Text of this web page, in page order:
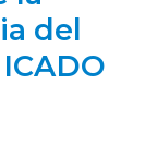
del